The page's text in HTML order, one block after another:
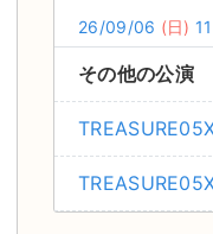
26/09/06 (日)
その他の公演